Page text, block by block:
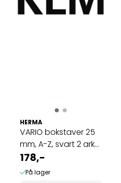
HERMA
VARIO bokstaver 25
mm, A-Z, svart 2 ark
(10 pakk)
178,-
På lager